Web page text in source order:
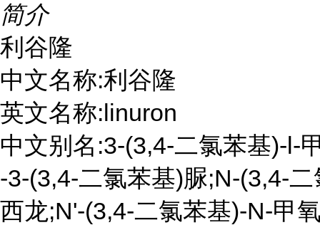
简介
利谷隆
中文名称:利谷隆
英文名称:linuron
中文别名:3-(3,4-二氯苯基)-l-
-3-(3,4-二氯苯基)脲;N-(3,4-
西龙;N'-(3,4-二氯苯基)-N-甲